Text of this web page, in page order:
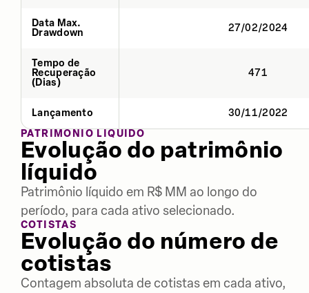
Data Max.
Drawdown
27/02/2024
Tempo de
Recuperação
(Dias)
471
Lançamento
30/11/2022
PATRIMÔNIO LÍQUIDO
Evolução do patrimônio
líquido
Patrimônio líquido em R$ MM ao longo do
período, para cada ativo selecionado.
COTISTAS
Evolução do número de
cotistas
Contagem absoluta de cotistas em cada ativo,